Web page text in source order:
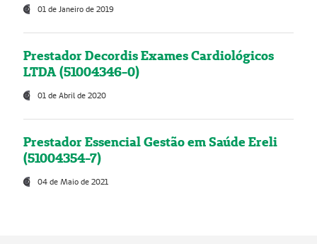
01 de Janeiro de 2019
Prestador Decordis Exames Cardiológicos
LTDA (51004346-0)
01 de Abril de 2020
Prestador Essencial Gestão em Saúde Ereli
(51004354-7)
04 de Maio de 2021